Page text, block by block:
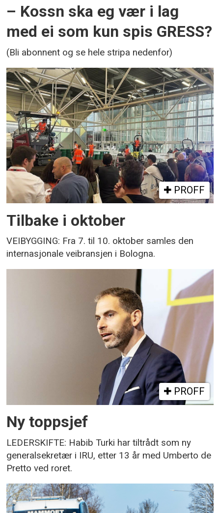
– Kossn ska eg vær i lag
med ei som kun spis GRESS?
(Bli abonnent og se hele stripa nedenfor)
PROFF
Tilbake i oktober
VEIBYGGING: Fra 7. til 10. oktober samles den
internasjonale veibransjen i Bologna.
PROFF
Ny toppsjef
LEDERSKIFTE: Habib Turki har tiltrådt som ny
generalsekretær i IRU, etter 13 år med Umberto de
Pretto ved roret.